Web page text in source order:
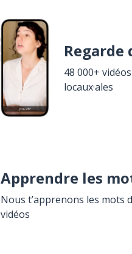
Regarde
48 000+
locaux·ales
Apprendre les
Nous t’apprenons les mots
vidéos